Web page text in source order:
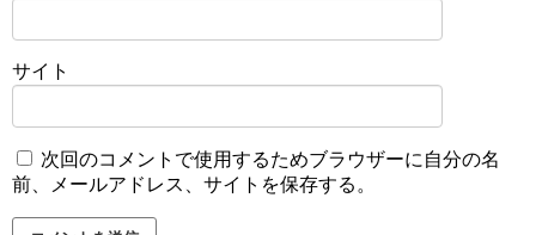
サイト
次回のコメントで使用するためブラウザーに自分の名
前、メールアドレス、サイトを保存する。